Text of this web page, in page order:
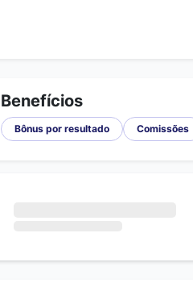
Benefícios
Bônus por resultado Comissões